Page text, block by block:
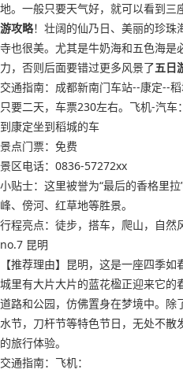
地。一般只要天气好，就可以看到三
游攻略！壮阔的仙乃日、美丽的珍珠
寺也很美。尤其是牛奶海和五色海
力，否则后面要错过更多风景了五日
交通指南：成都新南门车站--康定--
只要二天，车票230左右。飞机-汽
到康定坐到稻城的车
景点门票：免费
景区电话：0836-57272xx
小贴士：这里被誉为“最后的香格里
峰、傍河、红草地等胜景。
行程亮点：徒步，搭车，爬山，自然
no.7 昆明
【推荐理由】昆明，这是一座四季
城里有大片大片的蓝花楹正迎来它的
道路和公园，仿佛置身在梦境中。
水节，刀杆节等特色节日，无处不散
的旅行体验。
交通指南：飞机：